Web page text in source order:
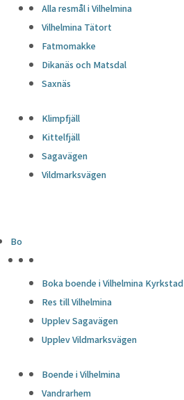
Alla resmål i Vilhelmina
Vilhelmina Tätort
Fatmomakke
Dikanäs och Matsdal
Saxnäs
Klimpfjäll
Kittelfjäll
Sagavägen
Vildmarksvägen
Bo
Boka boende i Vilhelmina Kyrkstad
Res till Vilhelmina
Upplev Sagavägen
Upplev Vildmarksvägen
Boende i Vilhelmina
Vandrarhem